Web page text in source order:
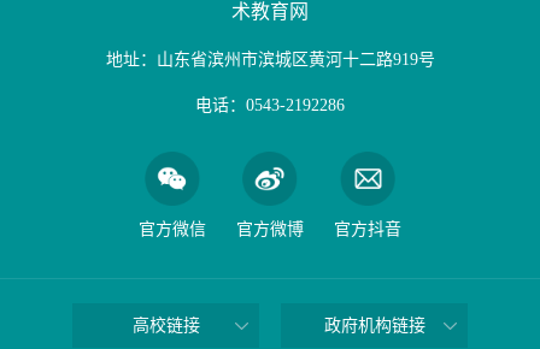
术教育网
地址：山东省滨州市滨城区黄河十二路919号
电话：0543-2192286
官方微信 官方微博 官方抖音
高校链接 政府机构链接